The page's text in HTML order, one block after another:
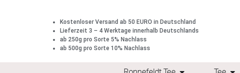
Kostenloser Versand ab 50 EURO in Deutschland
Lieferzeit 3 – 4 Werktage innerhalb Deutschlands
ab 250g pro Sorte 5% Nachlass
ab 500g pro Sorte 10% Nachlass